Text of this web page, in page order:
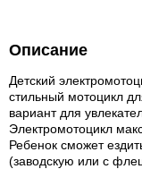
Описание
Детский
стильный мотоцикл
вариант для
Электромотоцикл
Ребенок сможет
(заводскую или с